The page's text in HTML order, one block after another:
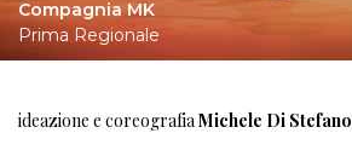
Compagnia MK
Prima Regionale
ideazione e coreografiaMichele Di Stefano